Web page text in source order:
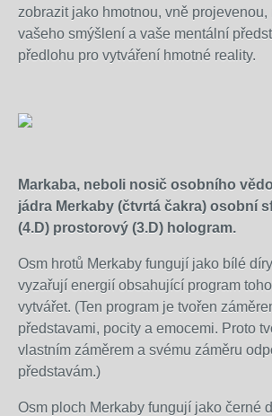
zobrazit jako hmotnou, vně
vašeho smýšlení a vaše mentální
předlohu pro vytváření hmotné reality.
Markaba, neboli nosič osobního
jádra Merkaby (čtvrtá čakra) osobní
(4.D) prostorový (3.D) hologram.
Osm hrotů Merkaby fungují jako bílé
vyzařují energií obsahující program
vytvářet. (Ten program je tvořen
představami, pocity a emocemi. Proto
vlastním záměrem a svému záměru
představám.)
Osm ploch Merkaby fungují jako černé